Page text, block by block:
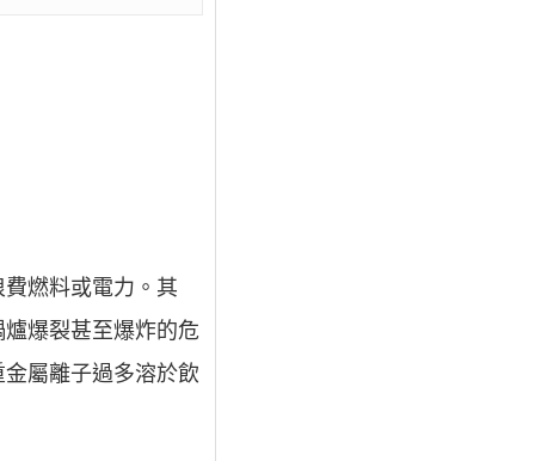
燃料或電力。其
爆裂甚至爆炸的危
屬離子過多溶於飲